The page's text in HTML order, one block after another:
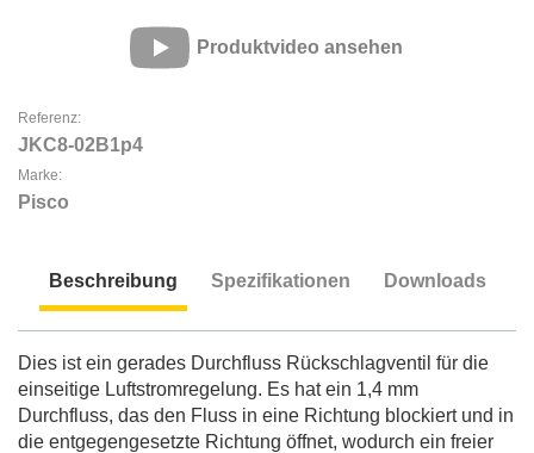
Produktvideo ansehen
Referenz:
JKC8-02B1p4
Marke:
Pisco
Beschreibung Spezifikationen Downloads
Dies ist ein gerades Durchfluss Rückschlagventil für die
einseitige Luftstromregelung. Es hat ein 1,4 mm
Durchfluss, das den Fluss in eine Richtung blockiert und in
die entgegengesetzte Richtung öffnet, wodurch ein freier